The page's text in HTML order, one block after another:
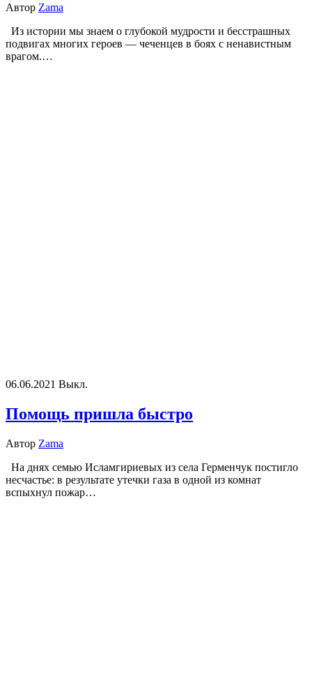
Автор Zama
Из истории мы знаем о глубокой мудрости и бесстрашных
подвигах многих героев — чеченцев в боях с ненавистным
врагом.…
06.06.2021 Выкл.
Помощь пришла быстро
Автор Zama
На днях семью Исламгириевых из села Герменчук постигло
несчастье: в результате утечки газа в одной из комнат
вспыхнул пожар…